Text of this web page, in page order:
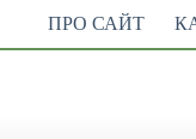
вмісту
ПРО САЙТ